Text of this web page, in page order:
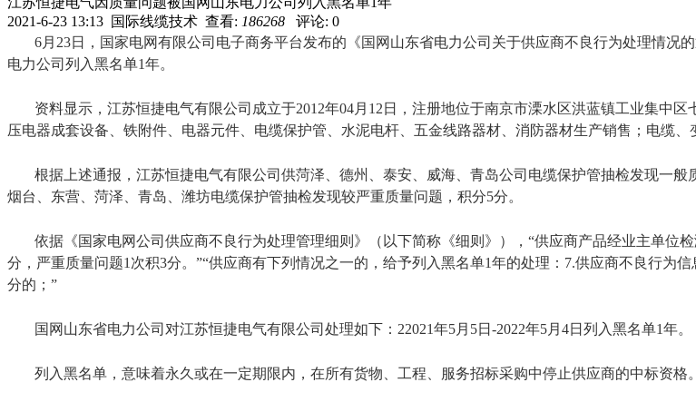
2021-6-23 13:13 国际线缆技术 查看: 186268 评论: 0
6月23日，国家电网有限公司电子商务平台发布的《国网山东省电力公司关于供应商不良行为处理情况的
电力公司列入黑名单1年。
资料显示，江苏恒捷电气有限公司成立于2012年04月12日，注册地位于南京市溧水区洪蓝镇工业集中
压电器成套设备、铁附件、电器元件、电缆保护管、水泥电杆、五金线路器材、消防器材生产销售；电缆
根据上述通报，江苏恒捷电气有限公司供菏泽、德州、泰安、威海、青岛公司电缆保护管抽检发现一
烟台、东营、菏泽、青岛、潍坊电缆保护管抽检发现较严重质量问题，积分5分。
依据《国家电网公司供应商不良行为处理管理细则》（以下简称《细则》），“供应商产品经业主单位
分，严重质量问题1次积3分。”“供应商有下列情况之一的，给予列入黑名单1年的处理：7.供应商不良行为
分的；”
国网山东省电力公司对江苏恒捷电气有限公司处理如下：22021年5月5日-2022年5月4日列入黑名单1年。
列入黑名单，意味着永久或在一定期限内，在所有货物、工程、服务招标采购中停止供应商的中标资格。